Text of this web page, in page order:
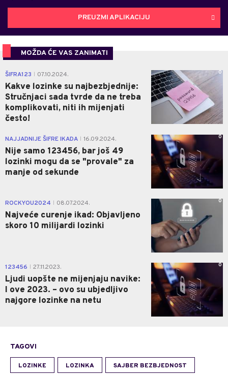
PREUZMI APLIKACIJU
MOŽDA ĆE VAS ZANIMATI
ŠIFRA123 07.10.2024.
Kakve lozinke su najbezbjednije:
Stručnjaci sada tvrde da ne treba
komplikovati, niti ih mijenjati
često!
0
NAJJADNIJE ŠIFRE IKADA 16.09.2024.
Nije samo 123456, bar još 49
lozinki mogu da se "provale" za
manje od sekunde
0
ROCKYOU2024 08.07.2024.
Najveće curenje ikad: Objavljeno
skoro 10 milijardi lozinki
0
123456 27.11.2023.
Ljudi uopšte ne mijenjaju navike:
I ove 2023. – ovo su ubjedljivo
najgore lozinke na netu
0
TAGOVI
LOZINKE LOZINKA SAJBER BEZBJEDNOST